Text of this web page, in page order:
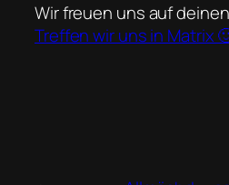
Wir freuen uns auf
Treffen wir uns in Matrix